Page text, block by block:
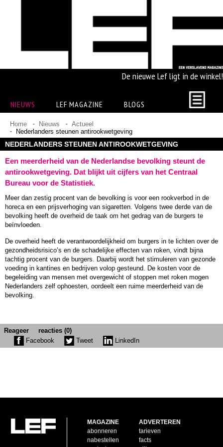
De nieuwe Lef ligt in de winkel!
NIEUWS LEF MAGAZINE BLOGS
Home Nieuws
Actueel
Nederlanders steunen antirookwetgeving
NEDERLANDERS STEUNEN ANTIROOKWETGEVING
Een meerderheid van de Nederlandse bevolking steunt de
antirookwetgeving. Dat blijkt uit cijfers van het Centraal
Bureau voor de Statistiek.
Meer dan zestig procent van de bevolking is voor een rookverbod in de
horeca en een prijsverhoging van sigaretten. Volgens twee derde van de
bevolking heeft de overheid de taak om het gedrag van de burgers te
beïnvloeden.
De overheid heeft de verantwoordelijkheid om burgers in te lichten over de
gezondheidsrisico’s en de schadelijke effecten van roken, vindt bijna
tachtig procent van de burgers. Daarbij wordt het stimuleren van gezonde
voeding in kantines en bedrijven volop gesteund. De kosten voor de
begeleiding van mensen met overgewicht of stoppen met roken mogen
Nederlanders zelf ophoesten, oordeelt een ruime meerderheid van de
bevolking.
Reageer
reacties (0)
Facebook
Tweet LinkedIn
MAGAZINE
abonneren
nabestellen
ADVERTEREN
tarieven
facts